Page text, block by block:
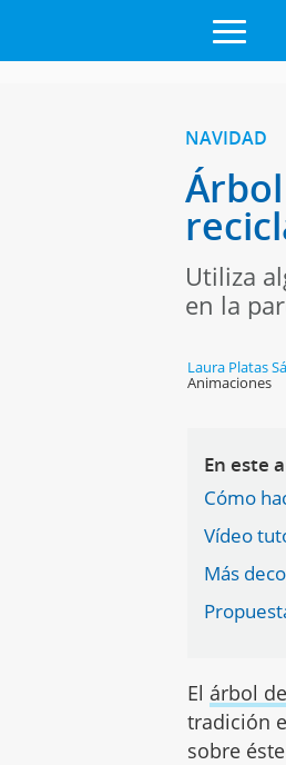
NAVIDAD
Utiliza
en la
Laura Platas
Animaciones
En este
Cómo
Vídeo
Más
El árbol
tradición
sobre